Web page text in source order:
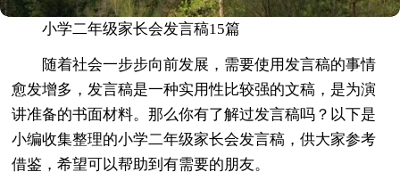
小学二年级家长会发言稿15篇
随着社会一步步向前发展，需要使用发言稿的事情
愈发增多，发言稿是一种实用性比较强的文稿，是为演
讲准备的书面材料。那么你有了解过发言稿吗？以下是
小编收集整理的小学二年级家长会发言稿，供大家参考
借鉴，希望可以帮助到有需要的朋友。